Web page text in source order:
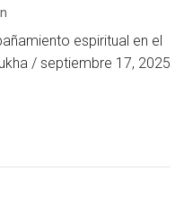
espiritual en el
/ septiembre 17, 2025